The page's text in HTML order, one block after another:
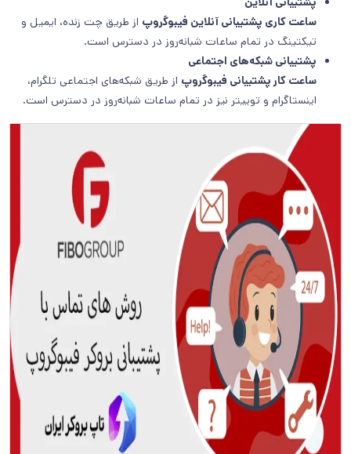
ساعت کاری پشتیبانی آنلاین فیبوگروپ از طریق چت زنده، ایمیل و
تیکتینگ در تمام ساعات شبانه‌روز در دسترس است.
پشتیبانی شبکه‌های اجتماعی
ساعت کار پشتیبانی فیبوگروپ از طریق شبکه‌های اجتماعی تلگرام،
اینستاگرام و توییتر نیز در تمام ساعات شبانه‌روز در دسترس است.